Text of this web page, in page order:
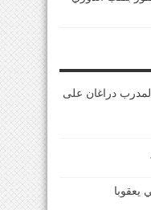
دراغان على
يعقوبا